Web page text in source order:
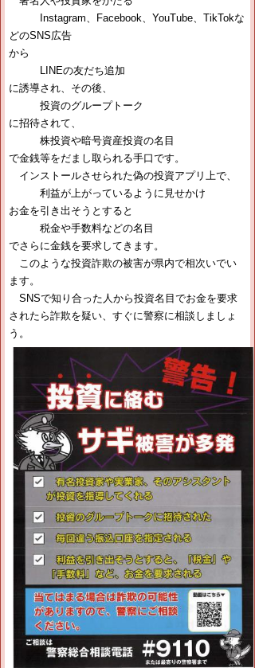
Instagram、Facebook、YouTube、TikTokな
どのSNS広告
から
LINEの友だち追加
に誘導され、その後、
投資のグループトーク
に招待されて、
株投資や暗号資産投資の名目
で金銭等をだまし取られる手口です。
インストールさせられた偽の投資アプリ上で、
利益が上がっているように見せかけ
お金を引き出そうとすると
税金や手数料などの名目
でさらに金銭を要求してきます。
このような投資詐欺の被害が県内で相次いでい
ます。
SNSで知り合った人から投資名目でお金を要求
されたら詐欺を疑い、すぐに警察に相談しましょ
う。